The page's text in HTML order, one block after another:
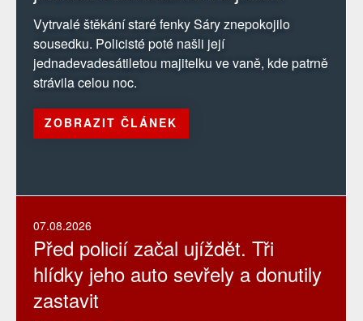
Vytrvalé štěkání staré fenky Sáry znepokojilo
sousedku. Policisté poté našli její
jednadevadesátiletou majitelku ve vaně, kde patrně
strávila celou noc.
ZOBRAZIT ČLÁNEK
07.08.2026
Před policií začal ujíždět. Tři
hlídky jeho auto sevřely a donutily
zastavit